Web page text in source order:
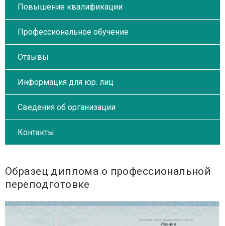
Повышение квалификации
Профессиональное обучение
Отзывы
Информация для юр. лиц
Сведения об организации
Контакты
Образец диплома о профессиональной
переподготовке